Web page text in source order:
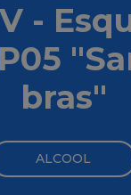
-
bras"
ALCOOL